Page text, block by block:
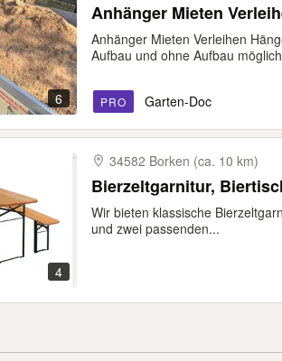
6
Anhänger Mieten
Anhänger Mieten Verleihen
Aufbau und ohne Aufbau
PRO Garten-Doc
4
34582 Borken (ca. 10 km)
Bierzeltgarnitur,
Wir bieten klassische
und zwei passenden...